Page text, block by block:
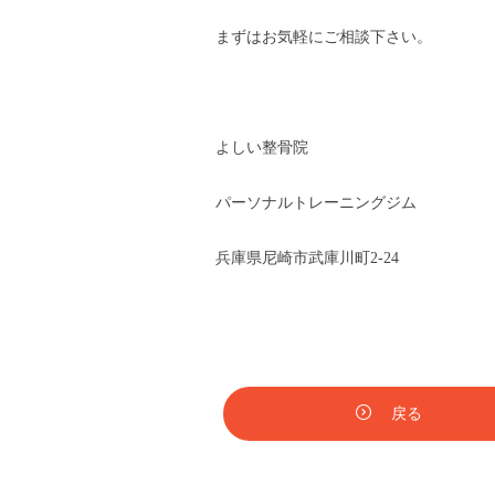
まずはお気軽にご相談下さい。
よしい整骨院
パーソナルトレーニングジム
兵庫県尼崎市武庫川町2-24
戻る